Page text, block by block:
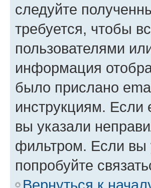
следуйте
требуется, чтобы
пользователями
информация
было прислано
инструкциям. Если
вы указали
фильтром. Если вы
попробуйте
Вернуться к